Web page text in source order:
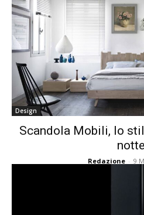
Design
Scandola Mobili, lo
notte
Redazione - 9